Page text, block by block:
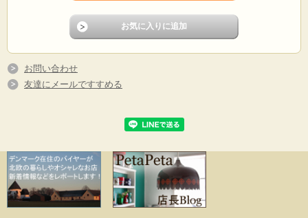
お問い合わせ
友達にメールですすめる